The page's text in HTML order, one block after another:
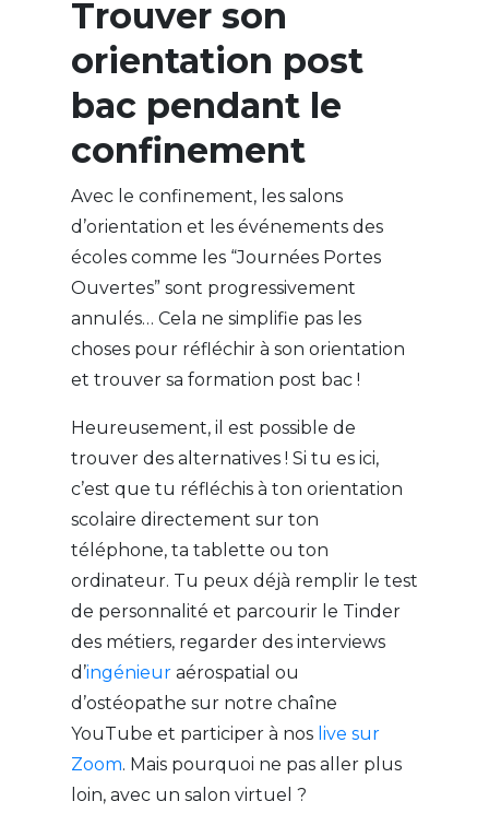
Trouver son
orientation post
bac pendant le
confinement
Avec le confinement, les salons
d’orientation et les événements des
écoles comme les “Journées Portes
Ouvertes” sont progressivement
annulés… Cela ne simplifie pas les
choses pour réfléchir à son orientation
et trouver sa formation post bac !
Heureusement, il est possible de
trouver des alternatives ! Si tu es ici,
c’est que tu réfléchis à ton orientation
scolaire directement sur ton
téléphone, ta tablette ou ton
ordinateur. Tu peux déjà remplir le test
de personnalité et parcourir le Tinder
des métiers, regarder des interviews
d’ingénieuraérospatial ou
d’ostéopathe sur notre chaîne
YouTube et participer à nos live sur
Zoom. Mais pourquoi ne pas aller plus
loin, avec un salon virtuel ?